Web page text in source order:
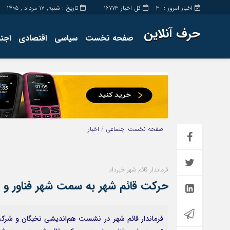
کل اخبار 16773 اخبار امروز : 3 تاریخ : شنبه, ۱۷ مرداد , ۱۴۰۵
حرف آنلاین صفحه نخست سیاسی اقتصادی
صفحه نخست اجتماعی / اخبار
فرماندار قائم شهر خبرداد
حرکت قائم شهر به سمت شهر فناور و
فرماندار قائم شهر در نشست هم‌اندیشی نخبگان و